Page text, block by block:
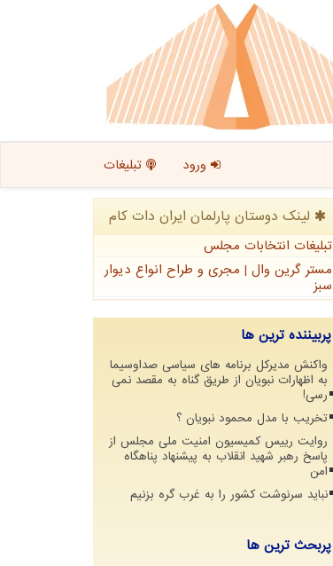
ورود تبلیغات
لینک دوستان پارلمان ایران دات كام
تبلیغات انتخابات مجلس
مستر گرین وال | مجری و طراح انواع دیوار
سبز
پربیننده ترین ها
واکنش مدیرکل برنامه های سیاسی صداوسیما
به اظهارات نبویان از طریق گناه به مقصد نمی
رسی!
تخریب با مدل محمود نبویان ؟
روایت رییس کمیسیون امنیت ملی مجلس از
پاسخ رهبر شهید انقلاب به پیشنهاد پناهگاه
امن
نباید سرنوشت کشور را به غرب گره بزنیم
پربحث ترین ها